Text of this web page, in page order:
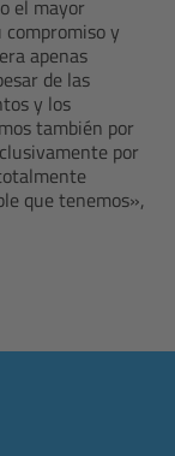
el mayor
y
apenas
de las
y los
también por
por
que tenemos»,